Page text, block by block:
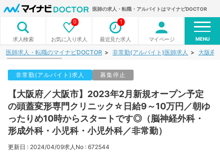
医師の求人・転職・アルバイトはマイナビDOCTOR
求人検索 お気に入り求人
0
最近見た求人
1
マイページ MENU
医師求人・転職のマイナビDOCTOR 非常勤(アルバイト)医師求人 大阪府
非常勤(アルバイト)求人 募集停止
【大阪府／大阪市】2023年2月新規オープン予定
の頭蓋変形専門クリニック☆日給9～10万円／朝ゆ
ったりめ10時からスタートです◎（脳神経外科・
形成外科・小児科・小児外科／非常勤）
更新日 : 2024/04/09求人No : 672544